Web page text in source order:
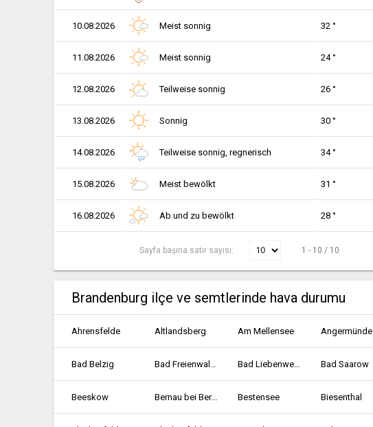
10.08.2026 Meist sonnig 32 °
11.08.2026 Meist sonnig 24 °
12.08.2026 Teilweise sonnig 26 °
13.08.2026 Sonnig 30 °
14.08.2026 Teilweise sonnig, regnerisch 34 °
15.08.2026 Meist bewölkt 31 °
16.08.2026 Ab und zu bewölkt 28 °
Sayfa başına satır sayısı: 1 - 10 / 10
Brandenburg ilçe ve semtlerinde hava durumu
Ahrensfelde Altlandsberg Am Mellensee Angermünde
Bad Belzig Bad Freienwalde Bad Liebenwerda Bad Saarow
Beeskow Bernau bei Berlin Bestensee Biesenthal